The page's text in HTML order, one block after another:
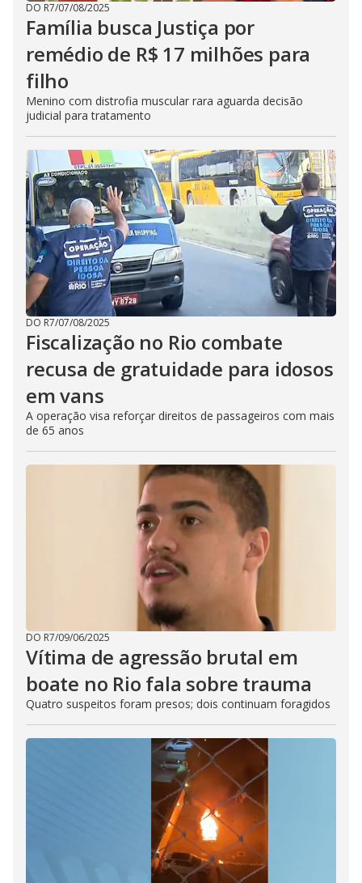
DO R7/07/08/2025
Família busca Justiça por
remédio de R$ 17 milhões para
filho
Menino com distrofia muscular rara aguarda decisão
judicial para tratamento
DO R7/07/08/2025
Fiscalização no Rio combate
recusa de gratuidade para idosos
em vans
A operação visa reforçar direitos de passageiros com mais
de 65 anos
DO R7/09/06/2025
Vítima de agressão brutal em
boate no Rio fala sobre trauma
Quatro suspeitos foram presos; dois continuam foragidos